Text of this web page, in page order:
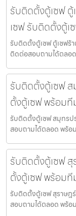
รับติดตั้งตู้เซฟ
เซฟ รับติดตั้งตู้
รับติดตั้งตู้เซฟ ตู้เซฟร้
ติดต่อสอบถามได้ตลอ
รับติดตั้งตู้เซฟ
ตั้งตู้เซฟ พร้อม
รับติดตั้งตู้เซฟ สมุทรป
สอบถามได้ตลอด พร้อ
รับติดตั้งตู้เซฟ สุ
ตั้งตู้เซฟ พร้อม
รับติดตั้งตู้เซฟ สุราษฎ
สอบถามได้ตลอด พร้อ